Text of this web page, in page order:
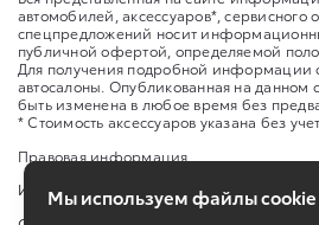
автомобилей, аксессуаров*, сервисного
спецпредложений носит
публичной офертой, определяемой
Для получения подробной информации
автосалоны. Опубликованная на
быть изменена в любое время без
* Стоимость аксессуаров указана без
Правовая информация
Изменить настройку cookies
Мы используем файлы cookie